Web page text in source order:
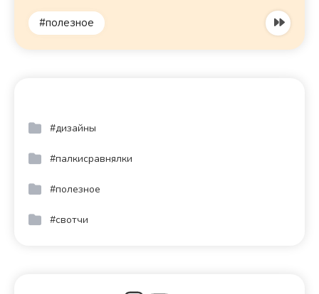
#полезное
#дизайны
#палкисравнялки
#полезное
#свотчи